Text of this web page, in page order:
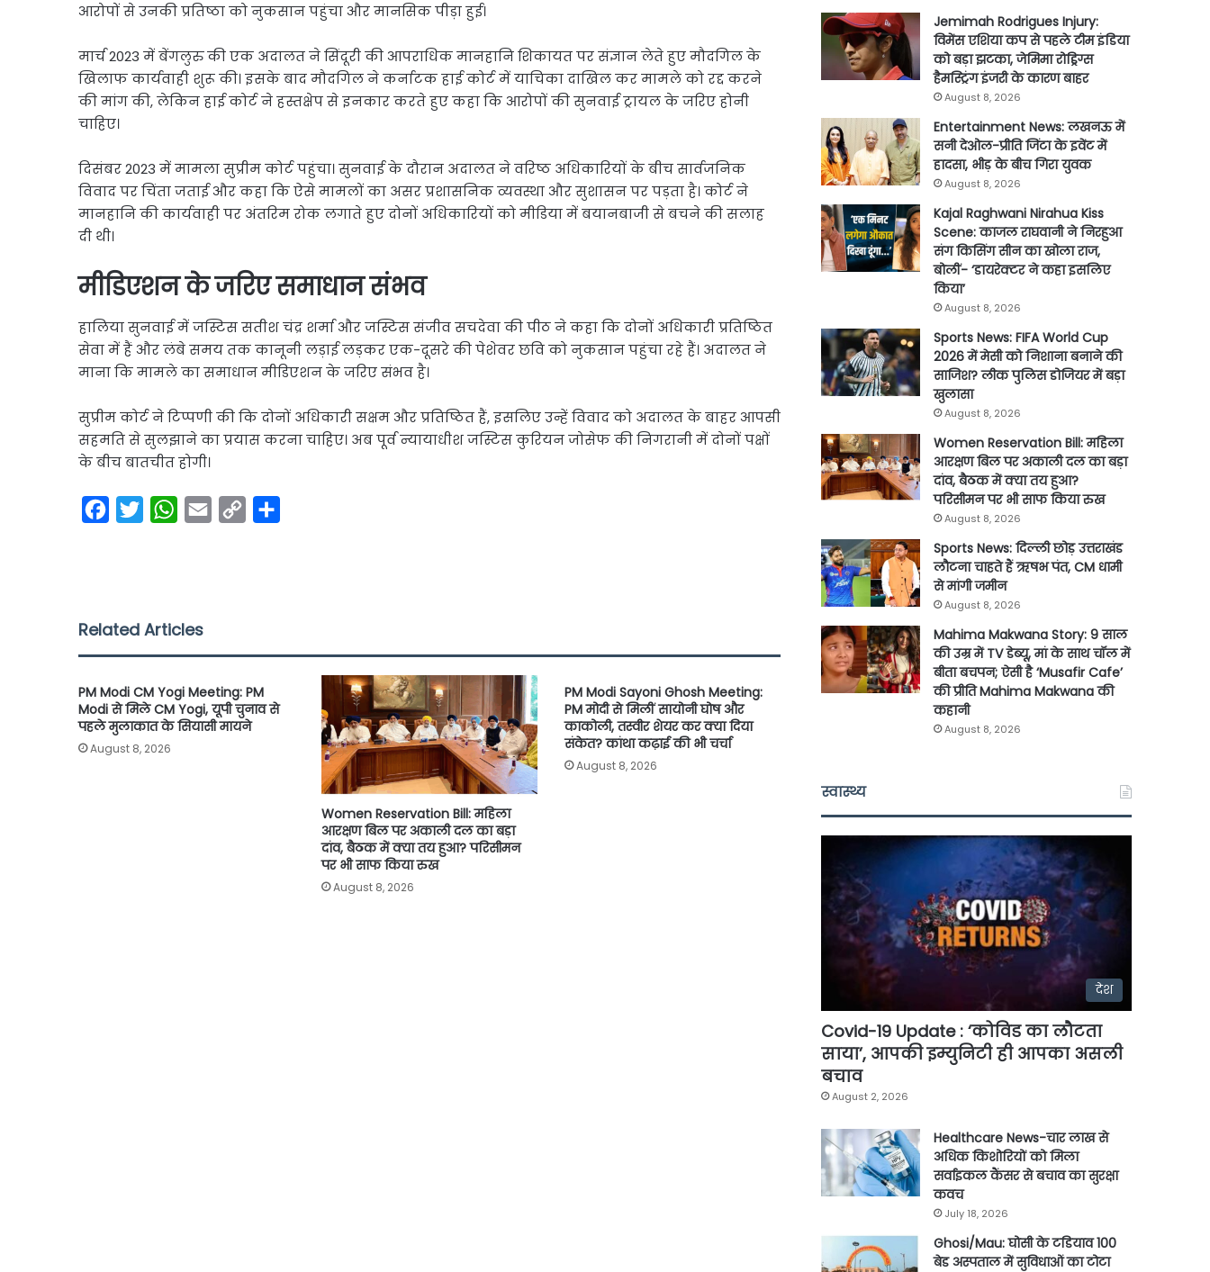
आरोपों से उनकी प्रतिष्ठा को नुकसान पहुंचा और मानसिक पीड़ा हुई।
मार्च 2023 में बेंगलुरु की एक अदालत ने सिंदूरी की आपराधिक मानहानि शिकायत पर संज्ञान लेते हुए मौदगिल के
खिलाफ कार्यवाही शुरू की। इसके बाद मौदगिल ने कर्नाटक हाई कोर्ट में याचिका दाखिल कर मामले को रद्द करने
की मांग की, लेकिन हाई कोर्ट ने हस्तक्षेप से इनकार करते हुए कहा कि आरोपों की सुनवाई ट्रायल के जरिए होनी
चाहिए।
दिसंबर 2023 में मामला सुप्रीम कोर्ट पहुंचा। सुनवाई के दौरान अदालत ने वरिष्ठ अधिकारियों के बीच सार्वजनिक
विवाद पर चिंता जताई और कहा कि ऐसे मामलों का असर प्रशासनिक व्यवस्था और सुशासन पर पड़ता है। कोर्ट ने
मानहानि की कार्यवाही पर अंतरिम रोक लगाते हुए दोनों अधिकारियों को मीडिया में बयानबाजी से बचने की सलाह
दी थी।
मीडिएशन के जरिए समाधान संभव
हालिया सुनवाई में जस्टिस सतीश चंद्र शर्मा और जस्टिस संजीव सचदेवा की पीठ ने कहा कि दोनों अधिकारी प्रतिष्ठित
सेवा में हैं और लंबे समय तक कानूनी लड़ाई लड़कर एक-दूसरे की पेशेवर छवि को नुकसान पहुंचा रहे हैं। अदालत ने
माना कि मामले का समाधान मीडिएशन के जरिए संभव है।
सुप्रीम कोर्ट ने टिप्पणी की कि दोनों अधिकारी सक्षम और प्रतिष्ठित हैं, इसलिए उन्हें विवाद को अदालत के बाहर आपसी
सहमति से सुलझाने का प्रयास करना चाहिए। अब पूर्व न्यायाधीश जस्टिस कुरियन जोसेफ की निगरानी में दोनों पक्षों
के बीच बातचीत होगी।
k
W
p
k
Related Articles
PM Modi CM Yogi Meeting: PM
Modi से मिले CM Yogi, यूपी चुनाव से
पहले मुलाकात के सियासी मायने
August 8, 2026
Women Reservation Bill: महिला
आरक्षण बिल पर अकाली दल का बड़ा
दांव, बैठक में क्या तय हुआ? परिसीमन
पर भी साफ किया रुख
August 8, 2026
PM Modi Sayoni Ghosh Meeting:
PM मोदी से मिलीं सायोनी घोष और
काकोली, तस्वीर शेयर कर क्या दिया
संकेत? कांथा कढ़ाई की भी चर्चा
August 8, 2026
Jemimah Rodrigues Injury:
विमेंस एशिया कप से पहले टीम इंडिया
को बड़ा झटका, जेमिमा रोड्रिग्स
हैमस्ट्रिंग इंजरी के कारण बाहर
August 8, 2026
Entertainment News: लखनऊ में
सनी देओल-प्रीति जिंटा के इवेंट में
हादसा, भीड़ के बीच गिरा युवक
August 8, 2026
Kajal Raghwani Nirahua Kiss
Scene: काजल राघवानी ने निरहुआ
संग किसिंग सीन का खोला राज,
बोलीं- ‘डायरेक्टर ने कहा इसलिए
किया’
August 8, 2026
Sports News: FIFA World Cup
2026 में मेसी को निशाना बनाने की
साजिश? लीक पुलिस डोजियर में बड़ा
खुलासा
August 8, 2026
Women Reservation Bill: महिला
आरक्षण बिल पर अकाली दल का बड़ा
दांव, बैठक में क्या तय हुआ?
परिसीमन पर भी साफ किया रुख
August 8, 2026
Sports News: दिल्ली छोड़ उत्तराखंड
लौटना चाहते हैं ऋषभ पंत, CM धामी
से मांगी जमीन
August 8, 2026
Mahima Makwana Story: 9 साल
की उम्र में TV डेब्यू, मां के साथ चॉल में
बीता बचपन; ऐसी है ‘Musafir Cafe’
की प्रीति Mahima Makwana की
कहानी
August 8, 2026
स्वास्थ्य
देश
Covid-19 Update : ‘कोविड का लौटता
साया’, आपकी इम्युनिटी ही आपका असली
बचाव
August 2, 2026
Healthcare News-चार लाख से
अधिक किशोरियों को मिला
सर्वाइकल कैंसर से बचाव का सुरक्षा
कवच
July 18, 2026
Ghosi/Mau: घोसी के टडियाव 100
बेड अस्पताल में सुविधाओं का टोटा